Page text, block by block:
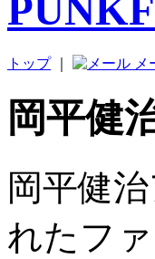
トップ｜ メ
岡平健
岡平健
れたフ